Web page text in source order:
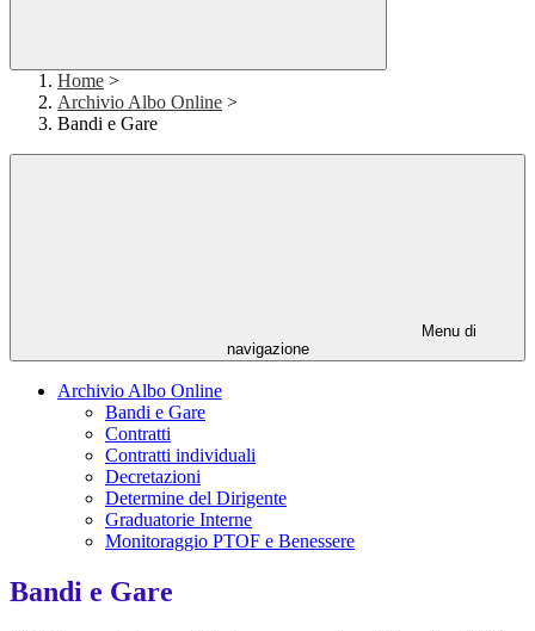
Home >
Archivio Albo Online >
Bandi e Gare
Menu di
navigazione
Archivio Albo Online
Bandi e Gare
Contratti
Contratti individuali
Decretazioni
Determine del Dirigente
Graduatorie Interne
Monitoraggio PTOF e Benessere
Bandi e Gare